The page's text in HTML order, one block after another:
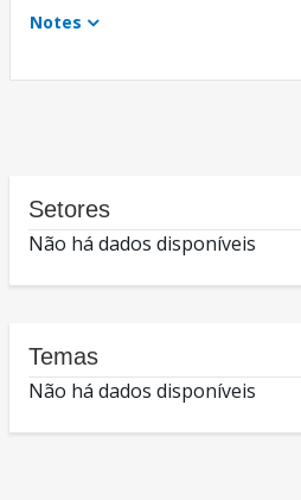
Notes
Setores
Não há dados disponíveis
Temas
Não há dados disponíveis